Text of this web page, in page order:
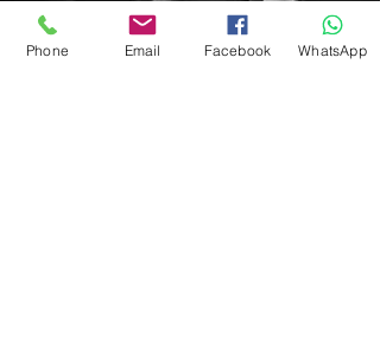
Phone Email Facebook WhatsApp